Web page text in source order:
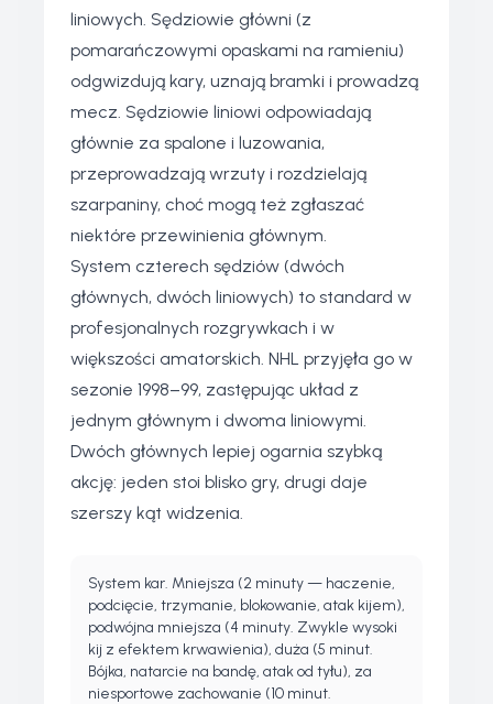
liniowych. Sędziowie główni (z
pomarańczowymi opaskami na ramieniu)
odgwizdują kary, uznają bramki i prowadzą
mecz. Sędziowie liniowi odpowiadają
głównie za spalone i luzowania,
przeprowadzają wrzuty i rozdzielają
szarpaniny, choć mogą też zgłaszać
niektóre przewinienia głównym.
System czterech sędziów (dwóch
głównych, dwóch liniowych) to standard w
profesjonalnych rozgrywkach i w
większości amatorskich. NHL przyjęła go w
sezonie 1998–99, zastępując układ z
jednym głównym i dwoma liniowymi.
Dwóch głównych lepiej ogarnia szybką
akcję: jeden stoi blisko gry, drugi daje
szerszy kąt widzenia.
System kar. Mniejsza (2 minuty — haczenie,
podcięcie, trzymanie, blokowanie, atak kijem),
podwójna mniejsza (4 minuty. Zwykle wysoki
kij z efektem krwawienia), duża (5 minut.
Bójka, natarcie na bandę, atak od tyłu), za
niesportowe zachowanie (10 minut.